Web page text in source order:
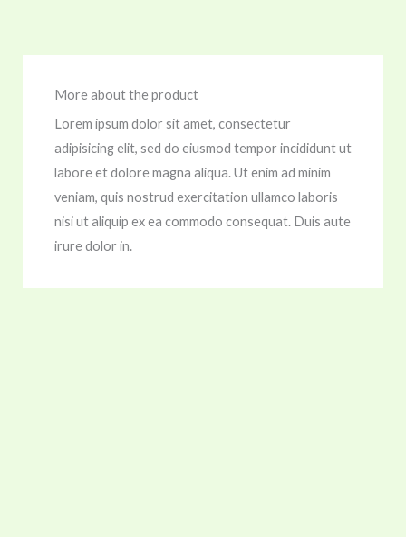
More about the product
Lorem ipsum dolor sit amet, consectetur
adipisicing elit, sed do eiusmod tempor incididunt ut
labore et dolore magna aliqua. Ut enim ad minim
veniam, quis nostrud exercitation ullamco laboris
nisi ut aliquip ex ea commodo consequat. Duis aute
irure dolor in.